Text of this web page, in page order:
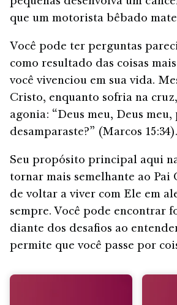
que um motorista bêbado
Você pode ter perguntas
como resultado das coisas
você vivenciou em sua vida.
Cristo, enquanto sofria na
agonia: “Deus meu, Deus meu,
desamparaste?” (Marcos 15:34).
Seu propósito principal aqui
tornar mais semelhante ao Pai
de voltar a viver com Ele em
sempre. Você pode encontrar
diante dos desafios ao
permite que você passe por